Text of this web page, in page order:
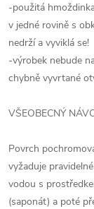
-použitá
v jedné rovině s
nedrží a vyviklá se!
-výrobek nebude
chybně vyvrtané
VŠEOBECNÝ
Povrch
vyžaduje
vodou s
(saponát) a poté